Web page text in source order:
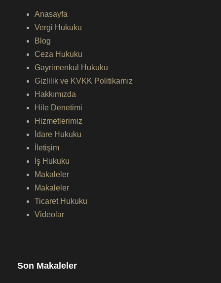
Anasayfa
Vergi Hukuku
Blog
Ceza Hukuku
Gayrimenkul Hukuku
Gizlilik ve KVKK Politikamız
Hakkımızda
Hile Denetimi
Hizmetlerimiz
İdare Hukuku
İletişim
İş Hukuku
Makaleler
Makaleler
Ticaret Hukuku
Videolar
Son Makaleler